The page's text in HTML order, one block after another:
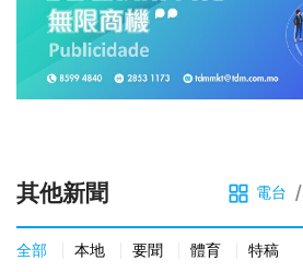
其他新聞 電台 /
全部 本地 要聞 體育 特稿